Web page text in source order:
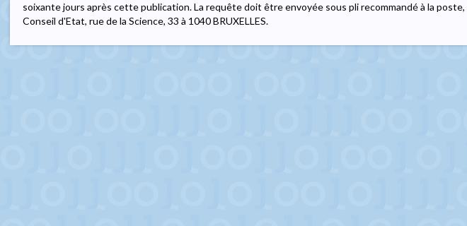
soixante jours après cette publication. La requête doit être envoyée sous pli recommandé à la poste,
Conseil d'Etat, rue de la Science, 33 à 1040 BRUXELLES.